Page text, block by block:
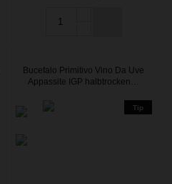
Bucefalo Primitivo Vino Da Uve
Appassite IGP halbtrocken…
Tip